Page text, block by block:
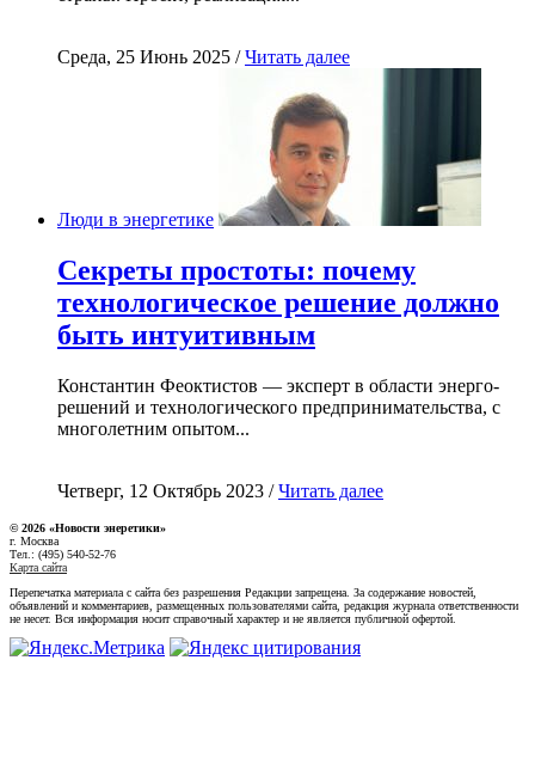
Среда, 25 Июнь 2025 /Читать далее
Люди в энергетике
Секреты простоты: почему
технологическое решение должно
быть интуитивным
Константин Феоктистов — эксперт в области энерго-
решений и технологического предпринимательства, с
многолетним опытом...
Четверг, 12 Октябрь 2023 /Читать далее
© 2026 «Новости энеретики»
г. Москва
Тел.: (495) 540-52-76
Карта сайта
Перепечатка материала с сайта без разрешения Редакции запрещена. За содержание новостей,
объявлений и комментариев, размещенных пользователями сайта, редакция журнала ответственности
не несет. Вся информация носит справочный характер и не является публичной офертой.